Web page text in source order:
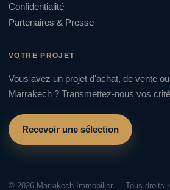
Confidentialité
Partenaires & Presse
VOTRE PROJET
Vous avez un projet d'achat, de vente
Marrakech ? Transmettez-nous vos
Recevoir une sélection
© 2026 Marrakech Immobilier — Tous droits